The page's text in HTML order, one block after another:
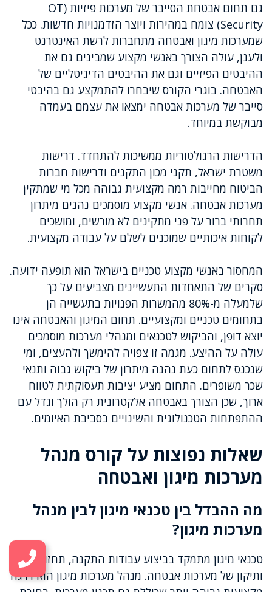
גם תחום אבטחת הסייבר של מערכות פיזיות (OT
Security) צומח במהירות ויוצר הזדמנויות חדשות. ככל
שמערכות מיגון ואבטחה מתחברות לרשת האינטרנט
ולענן, עולה הצורך באנשי מקצוע שמבינים גם את
ההיבטים הפיזיים וגם את ההיבטים הדיגיטליים של
האבטחה. בוגרי הקורס שיבחרו להתמקצע גם בהיבטי
סייבר של מערכות אבטחה ימצאו את עצמם בעמדה
מבוקשת במיוחד.
הדרישות הרגולטוריות ממשיכות להתחדד. דרישות
משטרת ישראל, תקני מכון התקנים ודרישות חברות
הביטוח מחייבות רמה מקצועית גבוהה מכל מי שמתקין
מערכות אבטחה. אנשי מקצוע מוסמכים נהנים מיתרון
תחרותי ברור על פני מתקינים לא מורשים, ומושכים
לקוחות איכותיים שמוכנים לשלם על עבודה מקצועית.
המחסור באנשי מקצוע טכניים בישראל הוא תופעה ידועה.
סקרים של התאחדות התעשיינים מצביעים על כך
שלמעלה מ-80% מהמשרות הפנויות בתעשייה הן
בתחומים טכניים ומקצועיים. תחום המיגון והאבטחה אינו
יוצא דופן, והביקוש לטכנאים ומנהלי מערכות מוסמכים
עולה על ההיצע. מגמה זו צפויה להימשך ולהעצים, ומי
שנכנס לתחום כעת נהנה מיתרון של ביקוש גבוה ותנאי
שכר משופרים. התחום מציע יציבות תעסוקתית לטווח
ארוך, שכן הצורך באבטחה אלקטרונית רק הולך וגדל עם
ההתפתחות הטכנולוגית והשינויים בסביבת האיומים.
שאלות נפוצות על קורס מנהל
מערכות מיגון ואבטחה
מה ההבדל בין טכנאי מיגון לבין מנהל
מערכות מיגון?
טכנאי מיגון מתמקד בביצוע עבודות התקנה, תחזוקה
ותיקון של מערכות אבטחה. מנהל מערכות מיגון הוא דרגה